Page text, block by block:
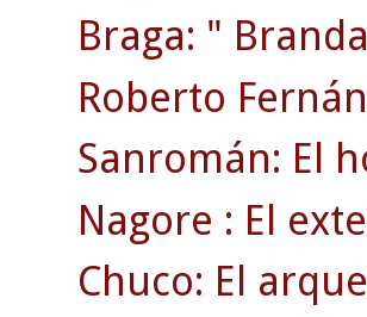
Braga: "
Roberto
Sanromán: El
Nagore : El
Chuco: El